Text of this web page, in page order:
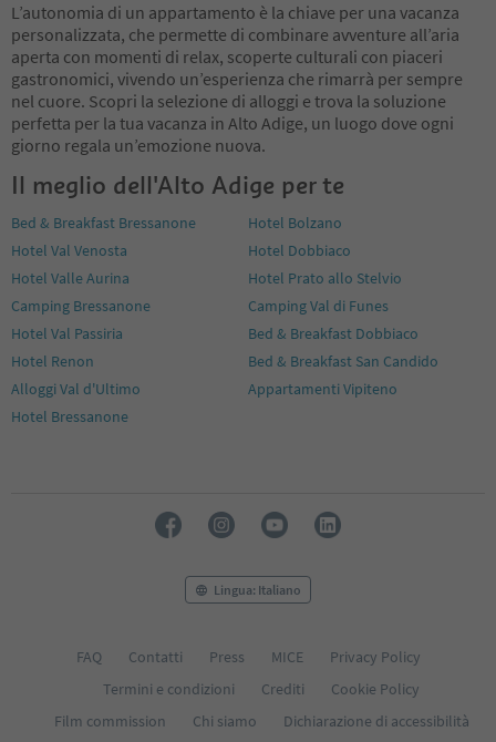
L’autonomia di un appartamento è la chiave per una vacanza
personalizzata, che permette di combinare avventure all’aria
aperta con momenti di relax, scoperte culturali con piaceri
gastronomici, vivendo un’esperienza che rimarrà per sempre
nel cuore. Scopri la selezione di alloggi e trova la soluzione
perfetta per la tua vacanza in Alto Adige, un luogo dove ogni
giorno regala un’emozione nuova.
Il meglio dell'Alto Adige per te
Bed & Breakfast Bressanone
Hotel Bolzano
Hotel Val Venosta
Hotel Dobbiaco
Hotel Valle Aurina
Hotel Prato allo Stelvio
Camping Bressanone
Camping Val di Funes
Hotel Val Passiria
Bed & Breakfast Dobbiaco
Hotel Renon
Bed & Breakfast San Candido
Alloggi Val d'Ultimo
Appartamenti Vipiteno
Hotel Bressanone
Lingua: Italiano
FAQ Contatti Press MICE
Privacy Policy
Termini e condizioni
Crediti
Cookie Policy
Film commission
Chi siamo
Dichiarazione di accessibilità